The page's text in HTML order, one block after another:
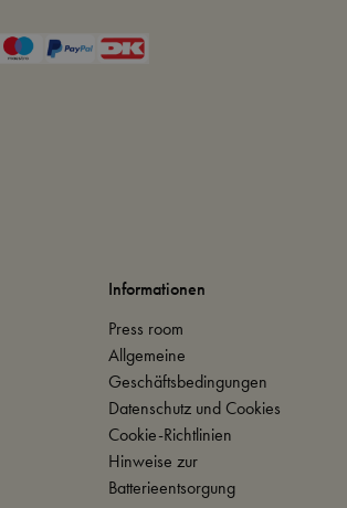
Informationen
Press room
Allgemeine
Geschäftsbedingungen
Datenschutz und Cookies
Cookie-Richtlinien
Hinweise zur
Batterieentsorgung